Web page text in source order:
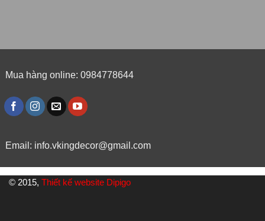
Mua hàng online: 0984778644
Email: info.vkingdecor@gmail.com
© 2015, Thiết kế website Dipigo